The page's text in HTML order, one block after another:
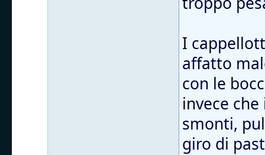
I
affatto
con le
invece
smonti,
giro di